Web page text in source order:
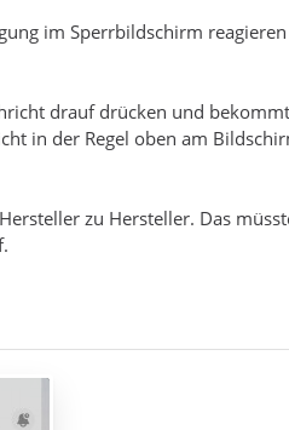
im Sperrbildschirm
drauf drücken und
in der Regel oben am
zu Hersteller. Das